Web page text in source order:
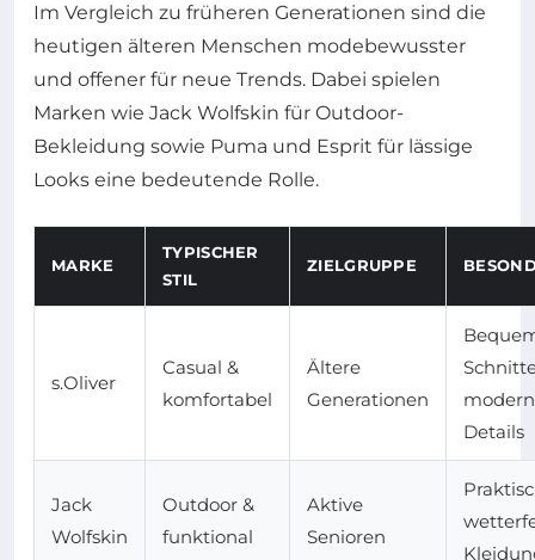
Im Vergleich zu früheren Generationen sind die
heutigen älteren Menschen modebewusster
und offener für neue Trends. Dabei spielen
Marken wie Jack Wolfskin für Outdoor-
Bekleidung sowie Puma und Esprit für lässige
Looks eine bedeutende Rolle.
MARKE
TYPISCHER
STIL
ZIELGRUPPE
s.Oliver
Casual &
komfortabel
Ältere
Generationen
Details
Jack
Wolfskin
Outdoor &
funktional
Aktive
Senioren